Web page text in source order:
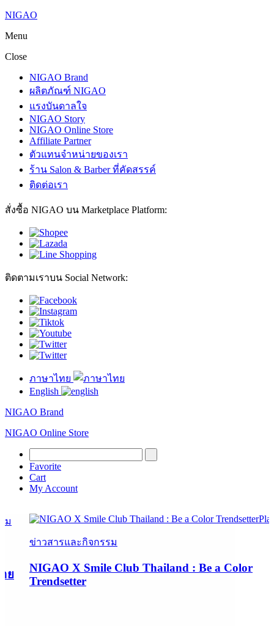
NIGAO
Menu
Close
NIGAO Brand
ผลิตภัณฑ์ NIGAO
แรงบันดาลใจ
NIGAO Story
NIGAO Online Store
Affiliate Partner
ตัวแทนจำหน่ายของเรา
ร้าน Salon & Barber ที่คัดสรรค์
ติดต่อเรา
สั่งซื้อ NIGAO บน Marketplace Platform:
ติดตามเราบน Social Network:
ภาษาไทย
English
NIGAO Brand
NIGAO Online Store
Favorite
Cart
My Account
ย
ข่าวสารและกิจกรรม
NIGAO X Smile Club Thailand : Be a Color
Trendsetter